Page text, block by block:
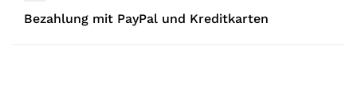
Bezahlung mit PayPal und Kreditkarten